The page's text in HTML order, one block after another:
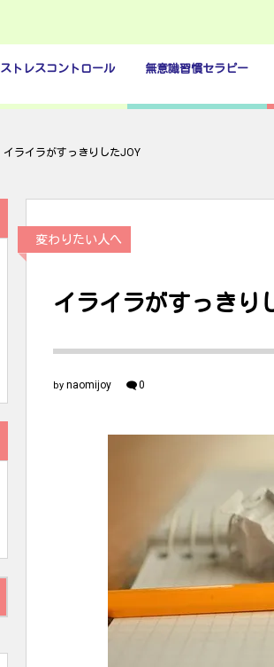
ストレスコントロール 無意識習慣セラピー
イライラがすっきりしたJOY
変わりたい人へ
イライラがすっきり
by naomijoy 0